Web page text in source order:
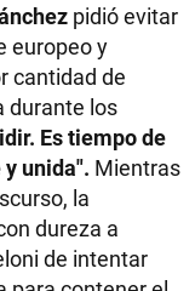
pidió evitar
europeo y
cantidad de
durante los
Es tiempo de
unida". Mientras
la
dureza a
de intentar